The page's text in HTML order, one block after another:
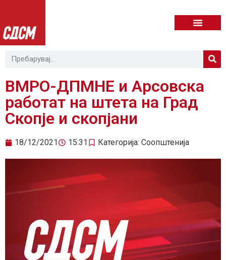
ВМРО-ДПМНЕ и Арсовска
работат на штета на Град
Скопје и скопјани
18/12/2021 15:31 Категорија: Соопштенија